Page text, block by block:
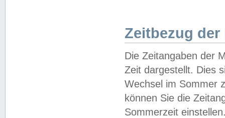
Zeitbezug der
Die Zeitangaben der
Zeit dargestellt. Dies
Wechsel im Sommer
können Sie die
Sommerzeit